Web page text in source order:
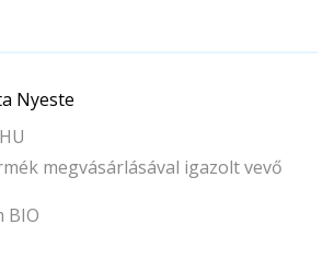
Nyeste
HU
megvásárlásával igazolt vevő
BIO